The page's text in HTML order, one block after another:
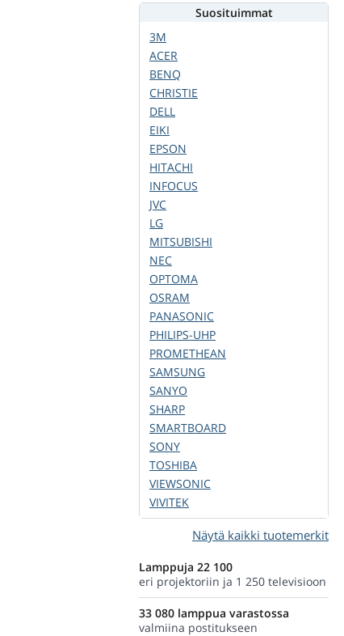
Suosituimmat
3M
ACER
BENQ
CHRISTIE
DELL
EIKI
EPSON
HITACHI
INFOCUS
JVC
LG
MITSUBISHI
NEC
OPTOMA
OSRAM
PANASONIC
PHILIPS-UHP
PROMETHEAN
SAMSUNG
SANYO
SHARP
SMARTBOARD
SONY
TOSHIBA
VIEWSONIC
VIVITEK
Näytä kaikki tuotemerkit
Lamppuja 22 100
eri projektoriin ja 1 250 televisioon
33 080 lamppua varastossa
valmiina postitukseen